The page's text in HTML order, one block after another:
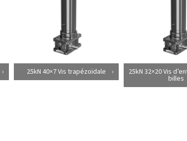
25kN 40×7 Vis trapézoïdale 25kN 32×20 Vis
billes